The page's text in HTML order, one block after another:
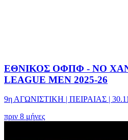
ΕΘΝΙΚΟΣ ΟΦΠΦ - ΝΟ
LEAGUE MEN 2025-26
9η ΑΓΩΝΙΣΤΙΚΗ | ΠΕΙΡΑΙΑΣ |
πριν 8 μήνες